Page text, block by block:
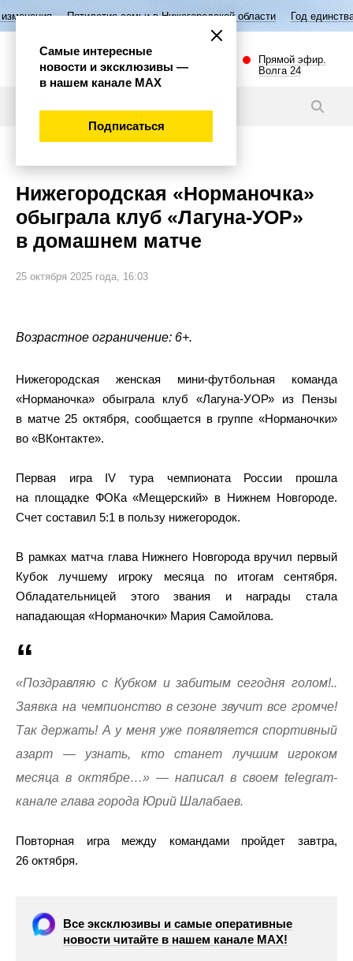
семьи в Нижегородской области Год единства народов
Прямой эфир.
Волга 24
Нижегородская «Норманочка»
обыграла клуб «Лагуна-УОР»
в домашнем матче
25 октября 2025 года, 16:03
Возрастное ограничение: 6+.
Нижегородская женская мини-футбольная команда
«Норманочка» обыграла клуб «Лагуна-УОР» из Пензы
в матче 25 октября, сообщается в группе «Норманочки»
во «ВКонтакте».
Первая игра IV тура чемпионата России прошла
на площадке ФОКа «Мещерский» в Нижнем Новгороде.
Счет составил 5:1 в пользу нижегородок.
В рамках матча глава Нижнего Новгорода вручил первый
Кубок лучшему игроку месяца по итогам сентября.
Обладательницей этого звания и награды стала
нападающая «Норманочки» Мария Самойлова.
«Поздравляю с Кубком и забитым сегодня голом!..
Заявка на чемпионство в сезоне звучит все громче!
Так держать! А у меня уже появляется спортивный
азарт — узнать, кто станет лучшим игроком
месяца в октябре…» — написал в своем telegram-
канале глава города Юрий Шалабаев.
Повторная игра между командами пройдет завтра,
26 октября.
Все эксклюзивы и самые оперативные
новости читайте в нашем канале МАХ!
Самые интересные
новости и эксклюзивы —
в нашем канале МАХ
Подписаться